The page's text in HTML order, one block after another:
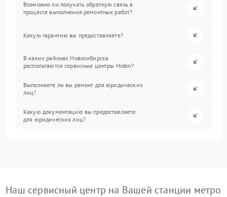
Возможно ли получать обратную связь в
процессе выполнения ремонтных работ?
Какую гарантию вы предоставляете?
В каких районах Новосибирска
располагаются сервисные центры Hiden?
Выполняете ли вы ремонт для юридических
лиц?
Какую документацию вы предоставляете
для юридических лиц?
Наш сервисный центр на Вашей станции метро